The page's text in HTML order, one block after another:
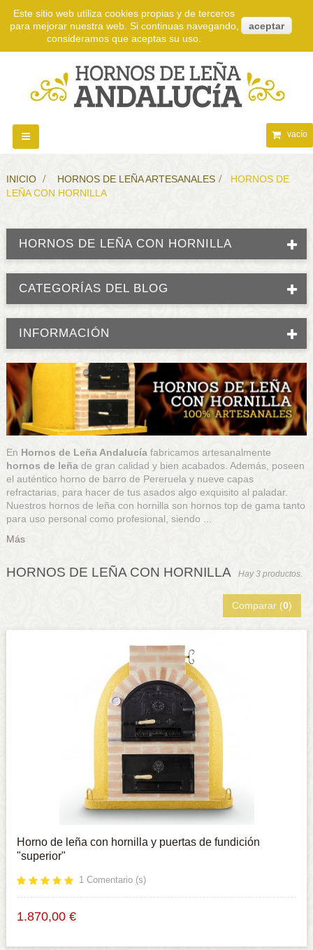
vacío
Navegación
Toggle
INICIO > HORNOS DE LEÑA ARTESANALES >
HORNOS DE
LEÑA CON HORNILLA
HORNOS DE LEÑA CON HORNILLA
CATEGORÍAS DEL BLOG
INFORMACIÓN
En Hornos de Leña Andalucía fabricamos artesanalmente
hornos de leña de gran calidad y bien acabados. Además, poseen
el auténtico horno de barro de Pereruela y nueve capas
refractarias, para hacer de tus asados algo exquisito al paladar.
Nuestros hornos de leña con hornilla son hornos top de gama tanto
para uso personal como profesional, siendo ...
Más
HORNOS DE LEÑA CON HORNILLA Hay 3 productos.
Comparar (0)
Horno de leña con hornilla y puertas de fundición
"superior"
1 Comentario (s)
1.870,00 €
Este sitio web utiliza cookies propias y de terceros
para mejorar nuestra web. Si continuas navegando,
consideramos que aceptas su uso.
aceptar